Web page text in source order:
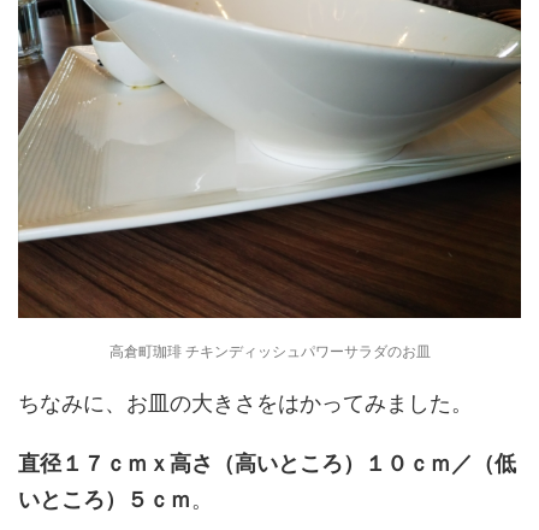
高倉町珈琲 チキンディッシュパワーサラダのお皿
ちなみに、お皿の大きさをはかってみました。
直径１７ｃｍｘ高さ（高いところ）１０ｃｍ／（低
いところ）５ｃｍ。